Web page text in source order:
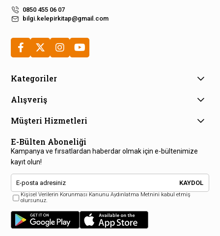
0850 455 06 07
bilgi.kelepirkitap@gmail.com
Kategoriler
Alışveriş
Müşteri Hizmetleri
E-Bülten Aboneliği
Kampanya ve fırsatlardan haberdar olmak için e-bültenimize
kayıt olun!
KAYDOL
Kişisel Verilerin Korunması Kanunu Aydınlatma Metnini kabul etmiş
olursunuz.